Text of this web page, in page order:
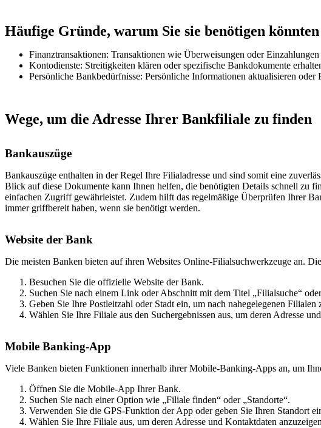
Häufige Gründe, warum Sie sie benötigen könnten
Finanztransaktionen: Transaktionen wie Überweisungen oder Einzahlungen
Kontodienste: Streitigkeiten klären oder spezifische Bankdokumente
Persönliche Bankbedürfnisse: Persönliche Informationen aktualisieren oder
Wege, um die Adresse Ihrer Bankfiliale zu finden
Bankauszüge
Bankauszüge enthalten in der Regel Ihre Filialadresse und sind somit eine
Blick auf diese Dokumente kann Ihnen helfen, die benötigten Details schnell zu
einfachen Zugriff gewährleistet. Zudem hilft das regelmäßige Überprüfen Ihrer
immer griffbereit haben, wenn sie benötigt werden.
Website der Bank
Die meisten Banken bieten auf ihren Websites Online-Filialsuchwerkzeuge an.
Besuchen Sie die offizielle Website der Bank.
Suchen Sie nach einem Link oder Abschnitt mit dem Titel „Filialsuche“
Geben Sie Ihre Postleitzahl oder Stadt ein, um nach nahegelegenen Filialen
Wählen Sie Ihre Filiale aus den Suchergebnissen aus, um deren Adresse
Mobile Banking-App
Viele Banken bieten Funktionen innerhalb ihrer Mobile-Banking-Apps an, um
Öffnen Sie die Mobile-App Ihrer Bank.
Suchen Sie nach einer Option wie „Filiale finden“ oder „Standorte“.
Verwenden Sie die GPS-Funktion der App oder geben Sie Ihren Standort
Wählen Sie Ihre Filiale aus, um deren Adresse und Kontaktdaten